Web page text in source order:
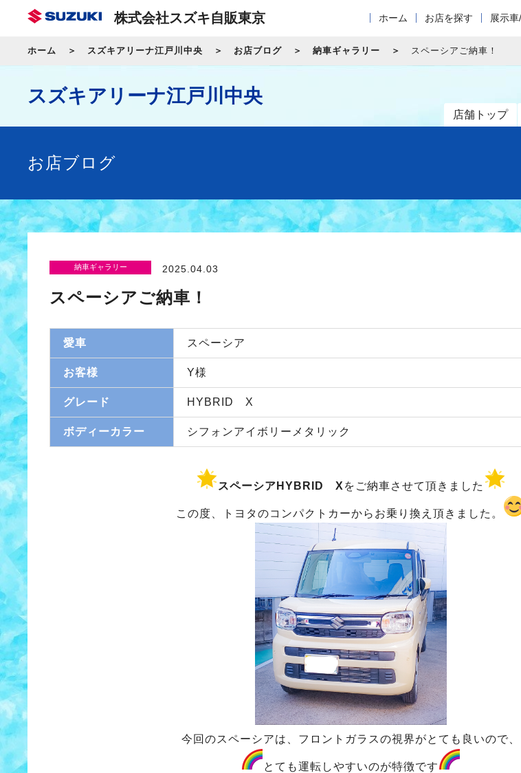
株式会社スズキ自販東京 ホーム お店を探す 展示
ホーム スズキアリーナ江戸川中央 お店ブログ 納車ギャラリー スペーシアご納車！
スズキアリーナ江戸川中央
店舗トップ
お店ブログ
納車ギャラリー 2025.04.03
スペーシアご納車！
愛車 スペーシア
お客様 Y様
グレード HYBRID X
ボディーカラー シフォンアイボリーメタリック
スペーシアHYBRID X をご納車させて頂きました
この度、トヨタのコンパクトカーからお乗り換え頂きました。
今回のスペーシアは、フロントガラスの視界がとても良いので、
とても運転しやすいのが特徴です